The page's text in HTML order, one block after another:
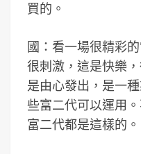
買的。
國：看一場很精彩
很刺激，這是快樂
是由心發出，是一
些富二代可以運用
富二代都是這樣的。